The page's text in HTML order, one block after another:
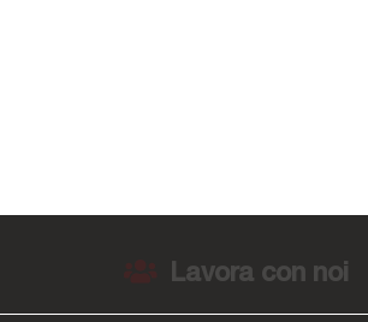
Lavora con noi